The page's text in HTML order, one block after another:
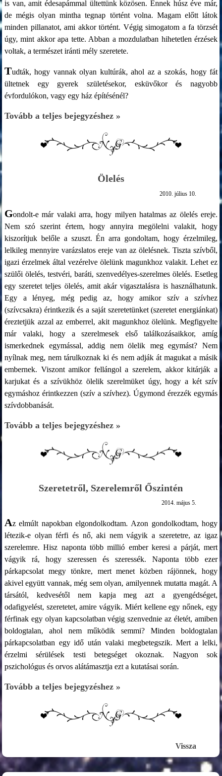
is van, amit édesapámmal ültettünk közösen. Ennek húsz éve már,
de mégis olyan mintha tegnap történt volna. Magam előtt látok
minden pillanatot, ami akkor történt. Végig simogatom a fa törzsét
úgy, mint akkor apa tette. Abban a mozdulatban hihetetlen érzések
voltak, a természet iránti mély szeretete.
Tudták, hogy vannak olyan kultúrák, ahol az a szokás, hogy fát
ültetnek egy gyerek születésekor, esküvőkor és nagyobb
évfordulókon, vagy egy ház építésénél?
Tovább a teljes bejegyzéshez »
Ölelés
2010. július 10.
Gondolt-e már valaki arra, hogy milyen hatalmas az ölelés ereje.
Nem szó szerint értem, hogy annyira megölelni valakit, hogy
kiszorítjuk belőle a szuszt. Én arra gondoltam, hogy érzelmileg,
lelkileg mennyire varázslatos ereje van az ölelésnek. Tiszta szívből,
igazi érzelmek által vezérelve ölelünk magunkhoz valakit. Lehet ez
szülői ölelés, testvéri, baráti, szenvedélyes-szerelmes ölelés. Esetleg
egy szeretet teljes ölelés, amit akár vigasztalásra is használhatunk.
Egy a lényeg, még pedig az, hogy amikor szív a szívhez
(szívcsakra) érintkezik és a saját szeretetünket (szeretet energiánkat)
éreztetjük azzal az emberrel, akit magunkhoz ölelünk. Megfigyelte
már valaki, hogy a szerelmesek első találkozásaikkor, amíg
ismerkednek egymással, addig nem ölelik meg egymást? Nem
nyílnak meg, nem tárulkoznak ki és nem adják át magukat a másik
embernek. Viszont amikor fellángol a szerelem, akkor kitárják a
karjukat és a szívükhöz ölelik szerelmüket úgy, hogy a két szív
egymáshoz érintkezzen (szív a szívhez). Úgymond érezzék egymás
szívdobbanását.
Tovább a teljes bejegyzéshez »
Szeretetről, Szerelemről Őszintén
2014. május 5.
Az elmúlt napokban elgondolkodtam. Azon gondolkodtam, hogy
létezik-e olyan férfi és nő, aki nem vágyik a szeretetre, az igaz
szerelemre. Hisz naponta több millió ember keresi a párját, mert
vágyik rá, hogy szeressen és szeressék. Naponta több ezer
párkapcsolat megy tönkre, mert menet közben rájönnek, hogy
akivel együtt vannak, még sem olyan, amilyennek mutatta magát. A
társától, kedvesétől nem kapja meg azt a gyengédséget,
odafigyelést, szeretetet, amire vágyik. Miért kellene egy nőnek, egy
férfinak egy olyan kapcsolatban végig szenvednie az életét, amiben
boldogtalan, ahol nem működik semmi? Minden boldogtalan
párkapcsolatban egy idő után valaki megbetegszik. Mert a lelki,
érzelmi sérülések testi betegséget okoznak. Nagyon sok
pszichológus és orvos alátámasztja ezt a kutatásai során.
Tovább a teljes bejegyzéshez »
Vissza